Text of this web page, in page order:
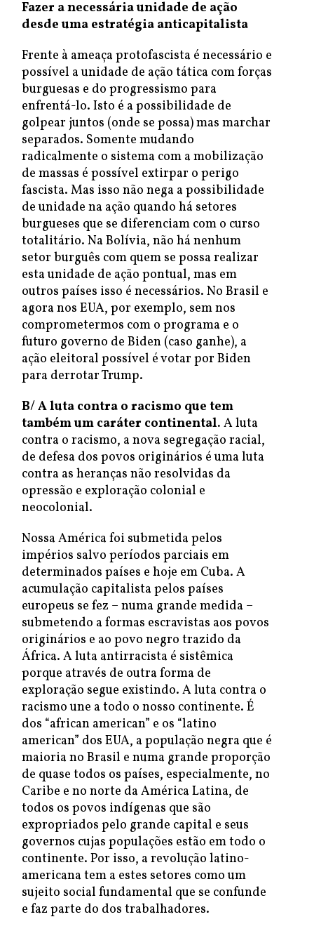
Fazer a necessária unidade de ação
desde uma estratégia anticapitalista
Frente à ameaça protofascista é necessário e
possível a unidade de ação tática com forças
burguesas e do progressismo para
enfrentá-lo. Isto é a possibilidade de
golpear juntos (onde se possa) mas marchar
separados. Somente mudando
radicalmente o sistema com a mobilização
de massas é possível extirpar o perigo
fascista. Mas isso não nega a possibilidade
de unidade na ação quando há setores
burgueses que se diferenciam com o curso
totalitário. Na Bolívia, não há nenhum
setor burguês com quem se possa realizar
esta unidade de ação pontual, mas em
outros países isso é necessários. No Brasil e
agora nos EUA, por exemplo, sem nos
comprometermos com o programa e o
futuro governo de Biden (caso ganhe), a
ação eleitoral possível é votar por Biden
para derrotar Trump.
B/A luta contra o racismo que tem
também um caráter continental. A luta
contra o racismo, a nova segregação racial,
de defesa dos povos originários é uma luta
contra as heranças não resolvidas da
opressão e exploração colonial e
neocolonial.
Nossa América foi submetida pelos
impérios salvo períodos parciais em
determinados países e hoje em Cuba. A
acumulação capitalista pelos países
europeus se fez – numa grande medida –
submetendo a formas escravistas aos povos
originários e ao povo negro trazido da
África. A luta antirracista é sistêmica
porque através de outra forma de
exploração segue existindo. A luta contra o
racismo une a todo o nosso continente. É
dos “african american” e os “latino
american” dos EUA, a população negra que é
maioria no Brasil e numa grande proporção
de quase todos os países, especialmente, no
Caribe e no norte da América Latina, de
todos os povos indígenas que são
expropriados pelo grande capital e seus
governos cujas populações estão em todo o
continente. Por isso, a revolução latino-
americana tem a estes setores como um
sujeito social fundamental que se confunde
e faz parte do dos trabalhadores.